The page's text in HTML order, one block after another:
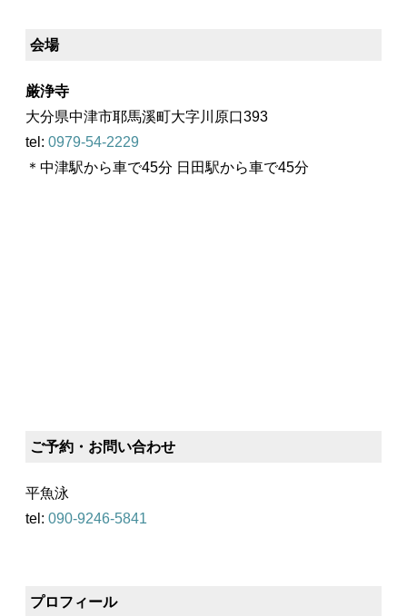
会場
厳浄寺
大分県中津市耶馬溪町大字川原口393
tel: 0979-54-2229
＊中津駅から車で45分 日田駅から車で45分
ご予約・お問い合わせ
平魚泳
tel: 090-9246-5841
プロフィール